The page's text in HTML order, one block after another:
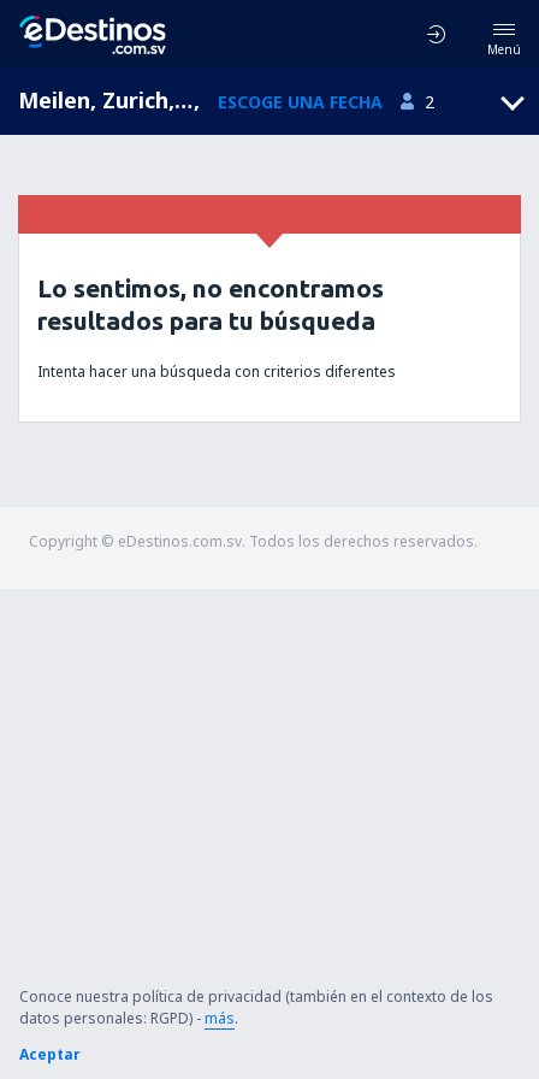
Menú
Meilen, Zurich, Suiza, ESCOGE UNA FECHA 2
Lo sentimos, no encontramos
resultados para tu búsqueda
Intenta hacer una búsqueda con criterios diferentes
Copyright © eDestinos.com.sv. Todos los derechos reservados.
Conoce nuestra política de privacidad (también en el contexto de los
datos personales: RGPD) -más.
Aceptar